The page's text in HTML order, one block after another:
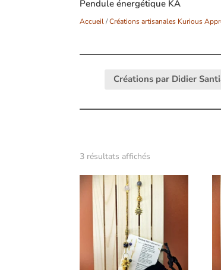
Pendule énergétique KA
Accueil/Créations artisanales Kurious
Créations par Didier
3 résultats affichés
popularité